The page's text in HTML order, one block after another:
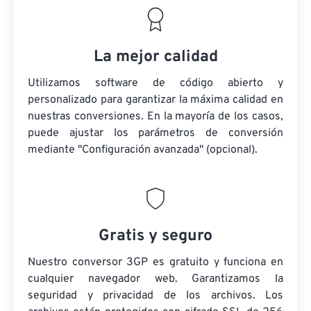
La mejor calidad
Utilizamos software de código abierto y
personalizado para garantizar la máxima calidad en
nuestras conversiones. En la mayoría de los casos,
puede ajustar los parámetros de conversión
mediante "Configuración avanzada" (opcional).
Gratis y seguro
Nuestro conversor 3GP es gratuito y funciona en
cualquier navegador web. Garantizamos la
seguridad y privacidad de los archivos. Los